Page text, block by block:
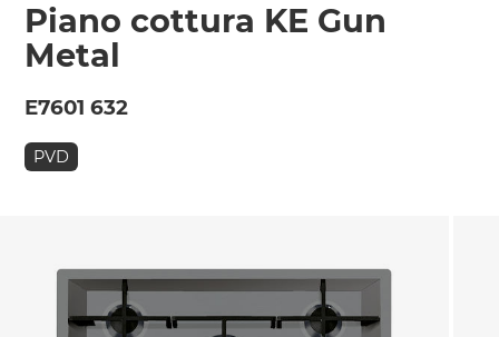
Piano cottura KE Gun
Metal
E7601 632
PVD
Nome Azienda
Nazione *